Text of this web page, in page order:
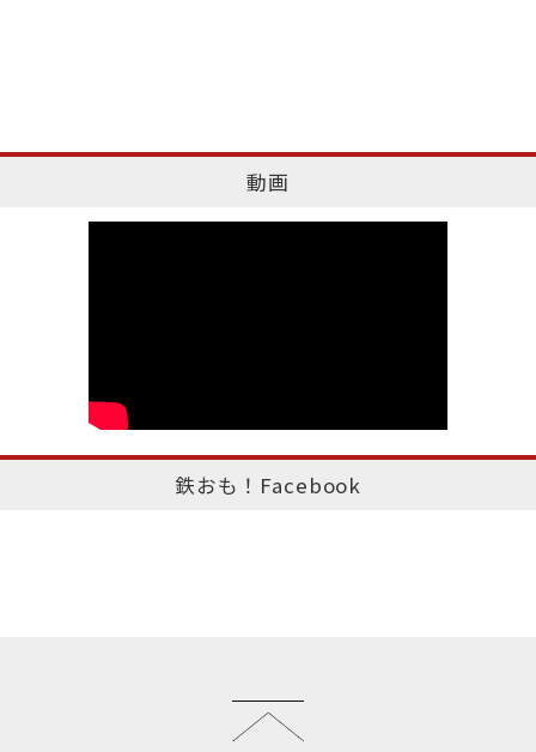
動画
鉄おも！Facebook